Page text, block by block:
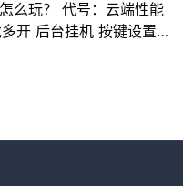
么玩？ 代号：云端性能
开 后台挂机 按键设置